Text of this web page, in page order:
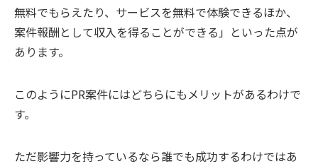
無料でもらえたり、サービスを無料で体験できるほか、
案件報酬として収入を得ることができる」といった点が
あります。
このようにPR案件にはどちらにもメリットがあるわけで
す。
ただ影響力を持っているなら誰でも成功するわけではあ